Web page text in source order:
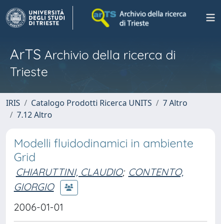
ArTS Archivio della ricerca di
Trieste
IRIS Catalogo Prodotti Ricerca UNITS
7 Altro
7.12 Altro
Modelli fluidodinamici in ambiente
Grid
CHIARUTTINI, CLAUDIO; CONTENTO,
GIORGIO
2006-01-01